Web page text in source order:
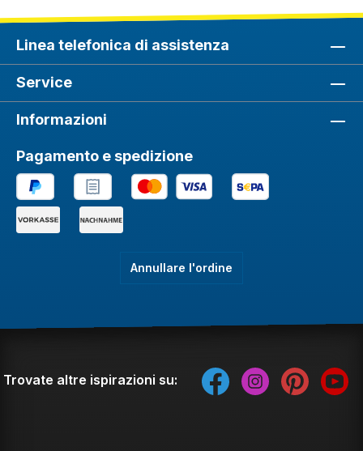
Linea telefonica di assistenza
Service
Informazioni
Pagamento e spedizione
Annullare l'ordine
Trovate altre ispirazioni su: